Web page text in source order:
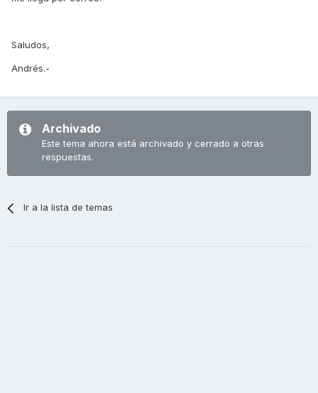
Saludos,
Andrés.-
Archivado
Este tema ahora está archivado y cerrado a otras
respuestas.
Ir a la lista de temas